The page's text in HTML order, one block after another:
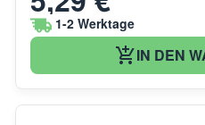
1-2 Werktage
IN DEN